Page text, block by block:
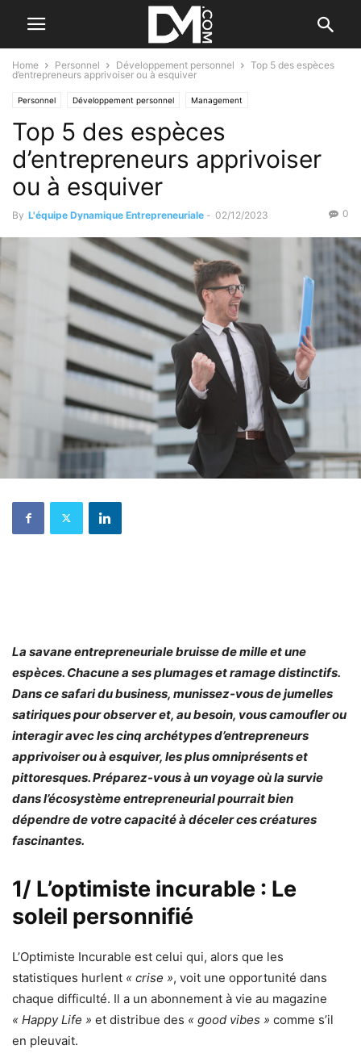
Home Personnel Développement personnel
Top 5 des espèces
d’entrepreneurs apprivoiser ou à esquiver
Personnel Développement personnel Management
Les qualités de l'entrepreneur
Top 5 des espèces
d’entrepreneurs apprivoiser
ou à esquiver
By L'équipe Dynamique Entrepreneuriale - 02/12/2023 0
La savane entrepreneuriale bruisse de mille et une
espèces. Chacune a ses plumages et ramage distinctifs.
Dans ce safari du business, munissez-vous de jumelles
satiriques pour observer et, au besoin, vous camoufler ou
interagir avec les cinq archétypes d’entrepreneurs
apprivoiser ou à esquiver, les plus omniprésents et
pittoresques. Préparez-vous à un voyage où la survie
dans l’écosystème entrepreneurial pourrait bien
dépendre de votre capacité à déceler ces créatures
fascinantes.
1/ L’optimiste incurable : Le
soleil personnifié
L’Optimiste Incurable est celui qui, alors que les
statistiques hurlent « crise », voit une opportunité dans
chaque difficulté. Il a un abonnement à vie au magazine
« Happy Life » et distribue des « good vibes » comme s’il
en pleuvait.